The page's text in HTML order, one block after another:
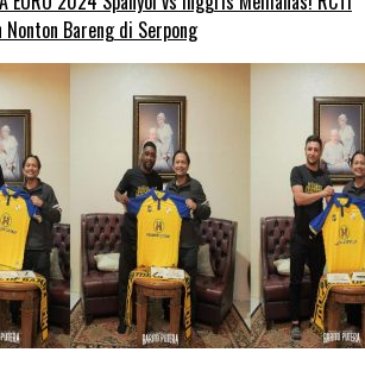
Nonton Bareng di Serpong